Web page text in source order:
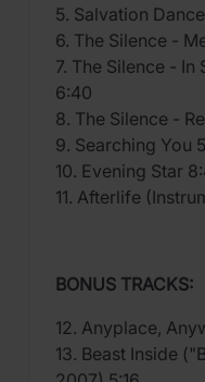
5. Salvation
6. The Silence -
7. The Silence - In
6:40
8. The Silence -
9. Searching You
10. Evening Star
11. Afterlife
BONUS TRACKS:
12. Anyplace,
13. Beast Inside